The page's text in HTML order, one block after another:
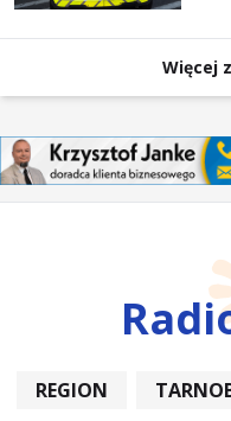
Więcej
REGION